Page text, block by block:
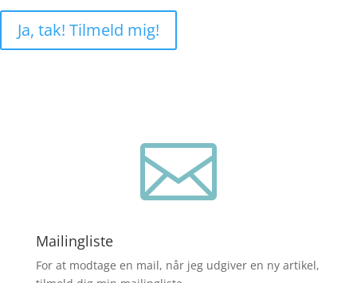
Ja, tak! Tilmeld mig!

Mailingliste
For at modtage en mail, når jeg udgiver en ny artikel,